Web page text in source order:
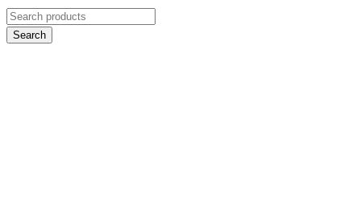
Search